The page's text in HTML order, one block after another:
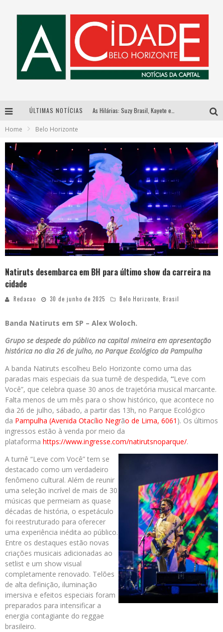
ÚLTIMAS NOTÍCIAS
Esplanada fica pequena e CÊ TÁ DOIDO FESTIVAL anuncia mudança para o gramado do Mineirão
Hot Wheels Monster Trucks Live™ confirma Belo Horizonte na turnê América do Sul 2027
Home Belo Horizonte
Natiruts desembarca em BH para último show da carreira na
cidade
Redacao 30 de junho de 2025 Belo Horizonte, Brasil
Banda Natiruts em SP – Alex Woloch.
Grupo se despede do público na capital mineira em apresentação
histórica no dia 26 de julho, no Parque Ecológico da Pampulha
A banda Natiruts escolheu Belo Horizonte como uma das
paradas mais especiais da sua turnê de despedida, “Leve com
Você”, que celebra quase 30 anos de trajetória musical marcante.
Falta menos de um mês para o show histórico, que acontece no
dia 26 de julho, sábado, a partir das 13h, no Parque Ecológico
da Pampulha (Avenida Otacílio Negrão de Lima, 6061 ). Os últimos
ingressos estão à venda por meio da
plataforma https://www.ingresse.com/natirutsnoparque/.
A turnê “Leve com Você” tem se
destacado como um verdadeiro
fenômeno cultural. Além de reunir
uma seleção incrível de mais de 30
músicas que permeiam as quase
décadas de história, o espetáculo
foi reestruturado para oferecer
uma experiência inédita ao público.
Entre os destaques estão novas
criações musicais adicionadas ao
setlist e um show visual
completamente renovado. Telões
de alta definição, iluminação
imersiva e efeitos especiais foram
preparados para intensificar a
energia contagiante do reggae
brasileiro.